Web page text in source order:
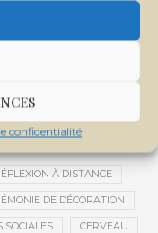
confidentialité
DE BAMAKO
À DISTANCE
DE DÉCORATION
SOCIALES CERVEAU